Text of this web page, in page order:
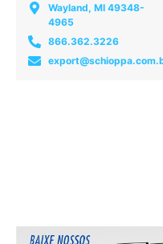
Wayland, MI 49348-
4965
866.362.3226